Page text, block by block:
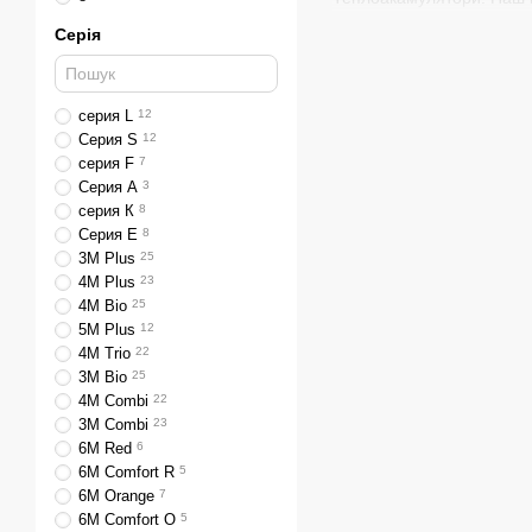
Серія
серия L 12
Серия S 12
серия F 7
Серия A 3
серия К 8
Серия Е 8
3М Plus 25
4М Plus 23
4М Bio 25
5М Plus 12
4М Trio 22
3М Bio 25
4М Combi 22
3М Combi 23
6M Red 6
6M Comfort R 5
6M Orange 7
6M Comfort O 5